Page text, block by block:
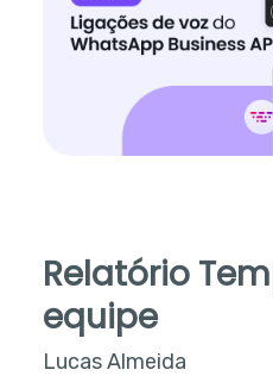
Relatório
equipe
Lucas Almeida